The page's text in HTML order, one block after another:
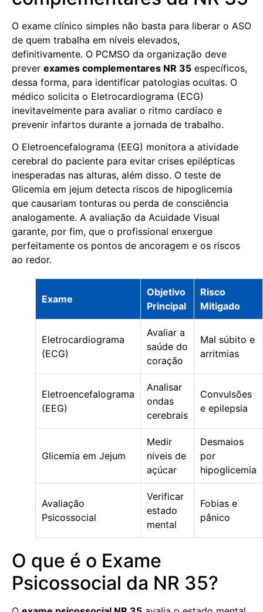
O exame clínico simples não basta para liberar o ASO
de quem trabalha em níveis elevados,
definitivamente. O PCMSO da organização deve
prever exames complementares NR 35 específicos,
dessa forma, para identificar patologias ocultas. O
médico solicita o Eletrocardiograma (ECG)
inevitavelmente para avaliar o ritmo cardíaco e
prevenir infartos durante a jornada de trabalho.
O Eletroencefalograma (EEG) monitora a atividade
cerebral do paciente para evitar crises epilépticas
inesperadas nas alturas, além disso. O teste de
Glicemia em jejum detecta riscos de hipoglicemia
que causariam tonturas ou perda de consciência
analogamente. A avaliação da Acuidade Visual
garante, por fim, que o profissional enxergue
perfeitamente os pontos de ancoragem e os riscos
ao redor.
Exame
Objetivo
Principal
Risco
Mitigado
Eletrocardiograma
(ECG)
Avaliar a
saúde do
coração
Mal súbito e
arritmias
Eletroencefalograma
(EEG)
Analisar
ondas
cerebrais
Convulsões
e epilepsia
Glicemia em Jejum
Medir
níveis de
açúcar
Desmaios
por
hipoglicemia
Avaliação
Psicossocial
Verificar
estado
mental
Fobias e
pânico
O que é o Exame
Psicossocial da NR 35?